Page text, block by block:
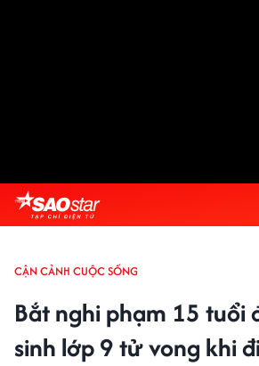
CẬN CẢNH CUỘC SỐNG
Bắt nghi phạm 15 tuổi
sinh lớp 9 tử vong khi